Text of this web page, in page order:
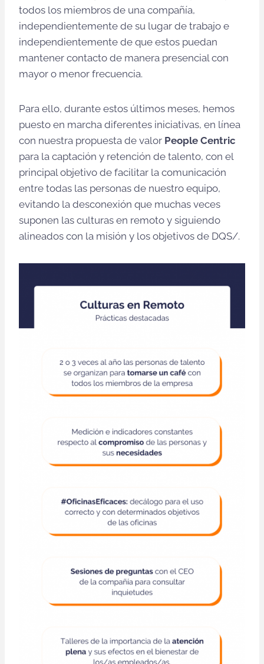
todos los miembros de una compañía,
independientemente de su lugar de trabajo e
independientemente de que estos puedan
mantener contacto de manera presencial con
mayor o menor frecuencia.
Para ello, durante estos últimos meses, hemos
puesto en marcha diferentes iniciativas, en línea
con nuestra propuesta de valor People Centric
para la captación y retención de talento, con el
principal objetivo de facilitar la comunicación
entre todas las personas de nuestro equipo,
evitando la desconexión que muchas veces
suponen las culturas en remoto y siguiendo
alineados con la misión y los objetivos de DQS/.